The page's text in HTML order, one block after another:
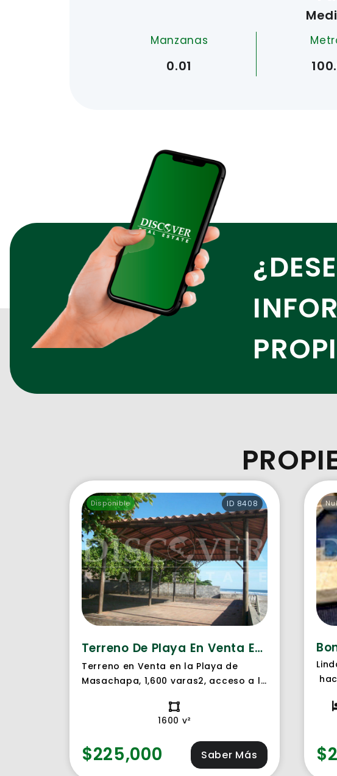
Manzanas
0.01
ID 8408
Disponible
Terreno De Playa En Venta En Masachapa
Terreno en Venta en la Playa de
Masachapa, 1,600 varas2, acceso a la
1600 v²
$225,000 Saber Más